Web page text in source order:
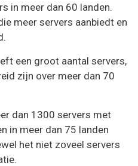
in meer dan 60 landen.
meer servers aanbiedt en
een groot aantal servers,
zijn over meer dan 70
dan 1300 servers met
in meer dan 75 landen
het niet zoveel servers